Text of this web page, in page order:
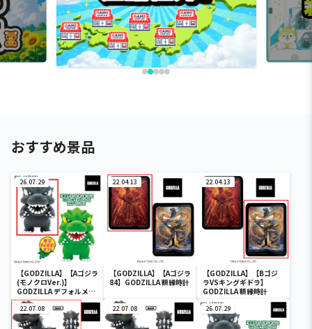
おすすめ景品
26.07.29
【GODZILLA】【Aゴジラ
(モノクロVer.)】
GODZILLA デフォルメコ
レクション BIG(ゴジラ)
(レトロカラーエディショ
ン)
22.04.13
【GODZILLA】【Aゴジラ
84】GODZILLA 額縁時計
22.04.13
【GODZILLA】【Bゴジ
ラVSキングギドラ】
GODZILLA 額縁時計
22.07.08 22.07.08 26.07.29